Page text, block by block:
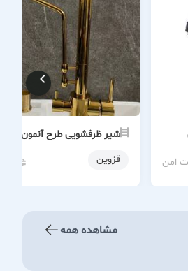
امن
شیر ظرفشویی طرح آنمون
قزوین
مشاهده همه